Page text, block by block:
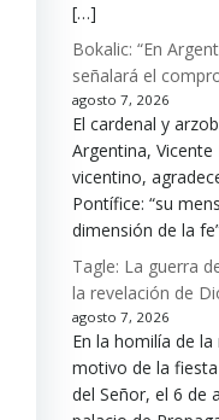
[…]
Bokalic: “En
señalará el
agosto 7, 2026
El cardenal y
Argentina,
vicentino,
Pontífice: “su
dimensión de la
Tagle: La guerra
la revelación de
agosto 7, 2026
En la homilía de
motivo de la
del Señor, el 6 de